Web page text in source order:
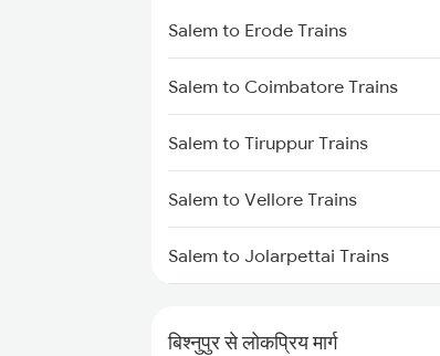
Bishnupur to Asansol Trains
Bishnupur to Cuttack Trains
Bishnupur to Digha Trains
Bishnupur to Ernakulam Trains
Bishnupur to Gaya Trains
Bishnupur to Brahmapur Trains
Salem to Erode Trains
Salem to Coimbatore Trains
Salem to Tiruppur Trains
Salem to Vellore Trains
Salem to Jolarpettai Trains
बिश्नुपुर से लोकप्रिय मार्ग